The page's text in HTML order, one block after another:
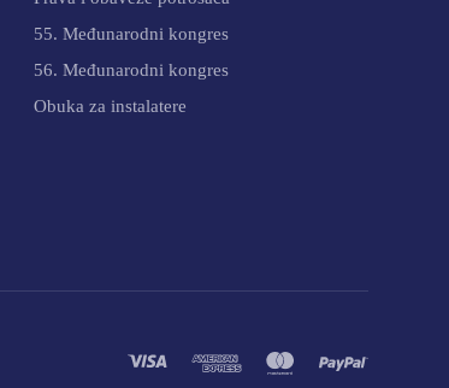
55. Međunarodni kongres
56. Međunarodni kongres
Obuka za instalatere